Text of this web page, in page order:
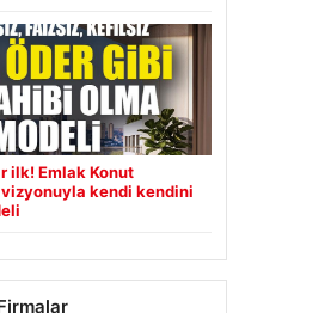
ilk! Emlak Konut
kendi kendini